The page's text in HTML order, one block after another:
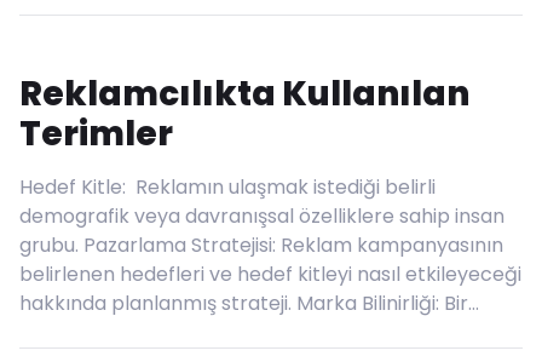
Reklamcılıkta Kullanılan
Terimler
Hedef Kitle: Reklamın ulaşmak istediği belirli
demografik veya davranışsal özelliklere sahip insan
grubu. Pazarlama Stratejisi: Reklam kampanyasının
belirlenen hedefleri ve hedef kitleyi nasıl etkileyeceği
hakkında planlanmış strateji. Marka Bilinirliği: Bir…